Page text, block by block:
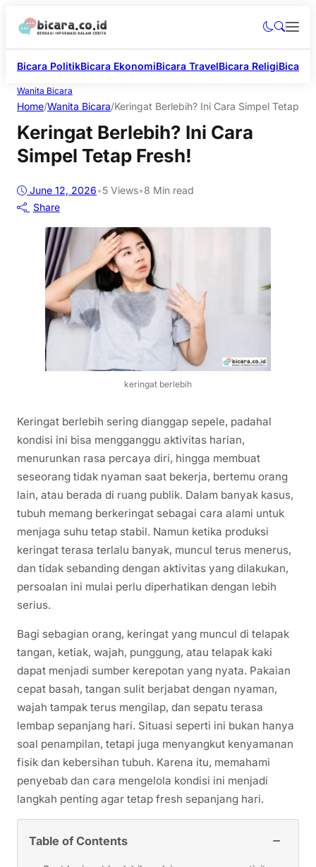
Bicara PolitikBicara EkonomiBicara TravelBicara ReligiBicara
Wanita Bicara
Home/Wanita Bicara/Keringat Berlebih? Ini Cara Simpel Tetap
Keringat Berlebih? Ini Cara
Simpel Tetap Fresh!
June 12, 2026•5 Views•8 Min read
Share
keringat berlebih
Keringat berlebih sering dianggap sepele, padahal
kondisi ini bisa mengganggu aktivitas harian,
menurunkan rasa percaya diri, hingga membuat
seseorang tidak nyaman saat bekerja, bertemu orang
lain, atau berada di ruang publik. Dalam banyak kasus,
tubuh memang berkeringat sebagai cara alami untuk
menjaga suhu tetap stabil. Namun ketika produksi
keringat terasa terlalu banyak, muncul terus menerus,
dan tidak sebanding dengan aktivitas yang dilakukan,
persoalan ini mulai perlu diperhatikan dengan lebih
serius.
Bagi sebagian orang, keringat yang muncul di telapak
tangan, ketiak, wajah, punggung, atau telapak kaki
dapat menjadi sumber kerepotan yang nyata. Pakaian
cepat basah, tangan sulit berjabat dengan nyaman,
wajah tampak terus mengilap, dan sepatu terasa
lembap sepanjang hari. Situasi seperti ini bukan hanya
soal penampilan, tetapi juga menyangkut kenyamanan
fisik dan kebersihan tubuh. Karena itu, memahami
penyebab dan cara mengelola kondisi ini menjadi
langkah penting agar tetap fresh sepanjang hari.
Table of Contents −